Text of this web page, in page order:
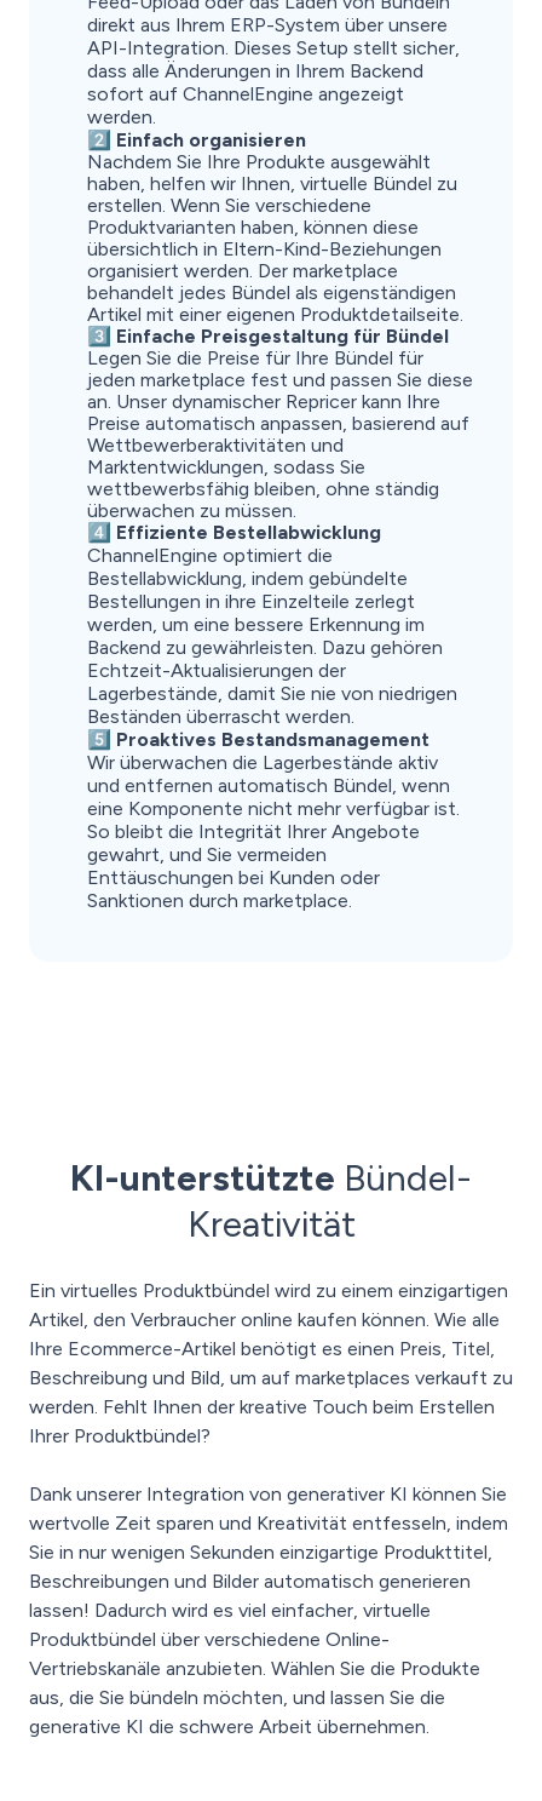
direkt aus Ihrem ERP-System über unsere
API-Integration. Dieses Setup stellt sicher,
dass alle Änderungen in Ihrem Backend
sofort auf ChannelEngine angezeigt
werden.
2️⃣ Einfach organisieren
Nachdem Sie Ihre Produkte ausgewählt
haben, helfen wir Ihnen, virtuelle Bündel zu
erstellen. Wenn Sie verschiedene
Produktvarianten haben, können diese
übersichtlich in Eltern-Kind-Beziehungen
organisiert werden. Der marketplace
behandelt jedes Bündel als eigenständigen
Artikel mit einer eigenen Produktdetailseite.
3️⃣ Einfache Preisgestaltung für Bündel
Legen Sie die Preise für Ihre Bündel für
jeden marketplace fest und passen Sie diese
an. Unser dynamischer Repricer kann Ihre
Preise automatisch anpassen, basierend auf
Wettbewerberaktivitäten und
Marktentwicklungen, sodass Sie
wettbewerbsfähig bleiben, ohne ständig
überwachen zu müssen.
4️⃣ Effiziente Bestellabwicklung
ChannelEngine optimiert die
Bestellabwicklung, indem gebündelte
Bestellungen in ihre Einzelteile zerlegt
werden, um eine bessere Erkennung im
Backend zu gewährleisten. Dazu gehören
Echtzeit-Aktualisierungen der
Lagerbestände, damit Sie nie von niedrigen
Beständen überrascht werden.
5️⃣ Proaktives Bestandsmanagement
Wir überwachen die Lagerbestände aktiv
und entfernen automatisch Bündel, wenn
eine Komponente nicht mehr verfügbar ist.
So bleibt die Integrität Ihrer Angebote
gewahrt, und Sie vermeiden
Enttäuschungen bei Kunden oder
Sanktionen durch marketplace.
KI-unterstützte Bündel-
Kreativität
Ein virtuelles Produktbündel wird zu einem einzigartigen
Artikel, den Verbraucher online kaufen können. Wie alle
Ihre Ecommerce-Artikel benötigt es einen Preis, Titel,
Beschreibung und Bild, um auf marketplaces verkauft zu
werden. Fehlt Ihnen der kreative Touch beim Erstellen
Ihrer Produktbündel?
Dank unserer Integration von generativer KI können Sie
wertvolle Zeit sparen und Kreativität entfesseln, indem
Sie in nur wenigen Sekunden einzigartige Produkttitel,
Beschreibungen und Bilder automatisch generieren
lassen! Dadurch wird es viel einfacher, virtuelle
Produktbündel über verschiedene Online-
Vertriebskanäle anzubieten. Wählen Sie die Produkte
aus, die Sie bündeln möchten, und lassen Sie die
generative KI die schwere Arbeit übernehmen.